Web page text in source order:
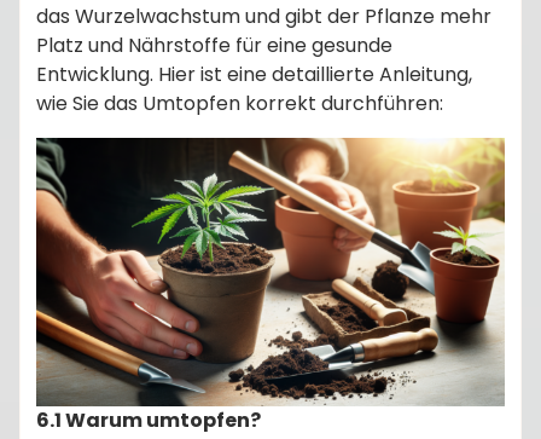
das Wurzelwachstum und gibt der Pflanze mehr
Platz und Nährstoffe für eine gesunde
Entwicklung. Hier ist eine detaillierte Anleitung,
wie Sie das Umtopfen korrekt durchführen:
6.1 Warum umtopfen?